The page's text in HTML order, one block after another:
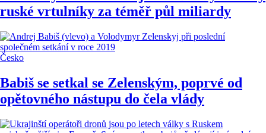
ruské vrtulníky za téměř půl miliardy
Česko
Babiš se setkal se Zelenským, poprvé od
opětovného nástupu do čela vlády